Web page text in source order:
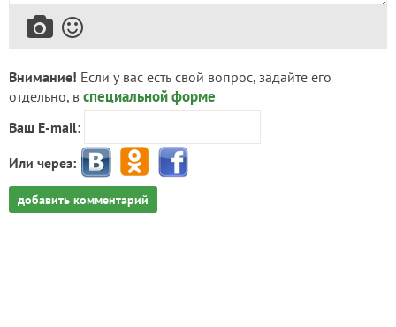
Внимание! Если у вас есть свой вопрос, задайте его
отдельно, в специальной форме
Ваш E-mail:
Или через:
добавить комментарий